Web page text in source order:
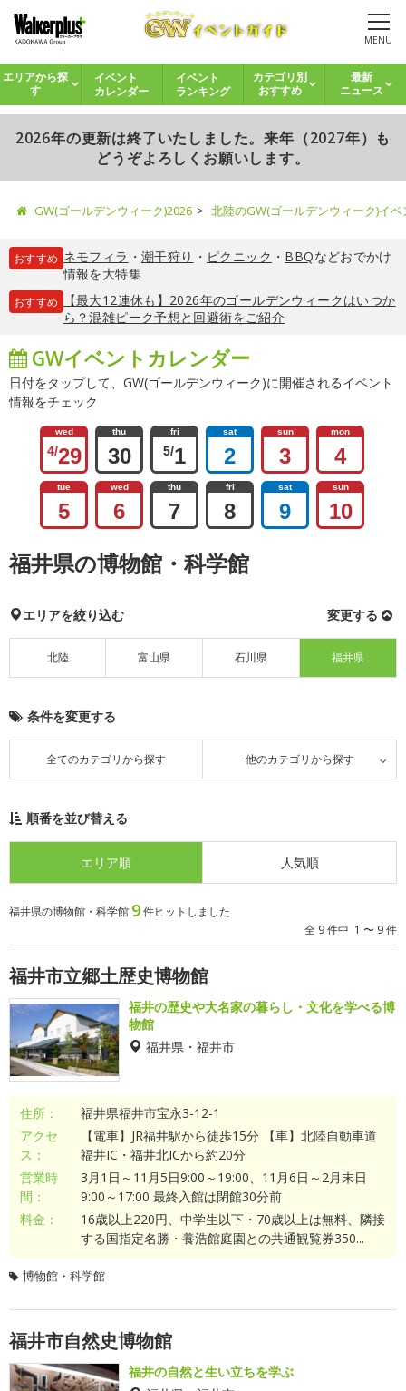
MENU
エリアから探
す
イベント
カレンダー
イベント
ランキング
カテゴリ別
おすすめ
最新
ニュース
2026年の更新は終了いたしました。来年（2027年）も
どうぞよろしくお願いします。
GW(ゴールデンウィーク)2026 北陸のGW(ゴールデンウィーク)イ
おすすめ ネモフィラ ・ 潮干狩り ・ ピクニック ・ BBQなどおでかけ
情報を大特集
おすすめ
【最大12連休も】2026年のゴールデンウィークはいつか
ら？混雑ピーク予想と回避術をご紹介
GWイベントカレンダー
日付をタップして、GW(ゴールデンウィーク)に開催されるイベント
情報をチェック
wed
4/29
thu
30
fri
5/1
sat
2
sun
3
mon
4
tue
5
wed
6
thu
7
fri
8
sat
9
sun
10
福井県の博物館・科学館
エリアを絞り込む 変更する
北陸 富山県 石川県 福井県
条件を変更する
全てのカテゴリから探す 他のカテゴリから探す
順番を並び替える
エリア順 人気順
福井県の博物館・科学館 9件ヒットしました
全 9 件中 1 〜 9 件
福井市立郷土歴史博物館
福井の歴史や大名家の暮らし・文化を学べる博
物館
福井県・福井市
住所：
福井県福井市宝永3-12-1
アクセ
ス：
【電車】JR福井駅から徒歩15分 【車】北陸自動車道
福井IC・福井北ICから約20分
営業時
間：
3月1日～11月5日9:00～19:00、11月6日～2月末日
9:00～17:00 最終入館は閉館30分前
料金：
16歳以上220円、中学生以下・70歳以上は無料、隣接
する国指定名勝・養浩館庭園との共通観覧券350...
博物館・科学館
福井市自然史博物館
福井の自然と生い立ちを学ぶ